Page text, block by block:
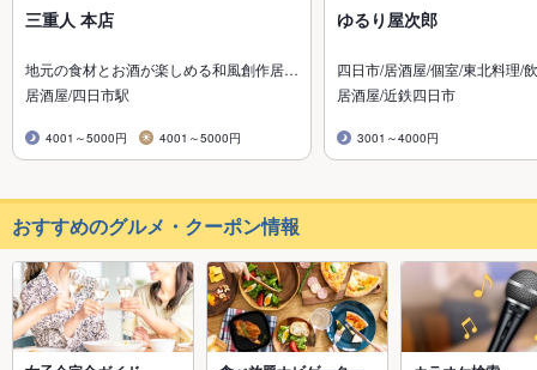
三重人 本店
地元の食材とお酒が楽しめる和風創作居…
居酒屋/四日市駅
4001～5000円 4001～5000円
ゆるり屋次郎
四日市/居酒屋/個室/東北料理/
居酒屋/近鉄四日市
3001～4000円
おすすめのグルメ・クーポン情報